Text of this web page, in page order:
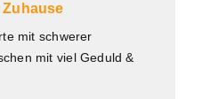
mit schwerer
mit viel Geduld &